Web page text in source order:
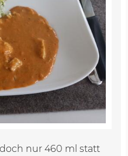
nur 460 ml statt